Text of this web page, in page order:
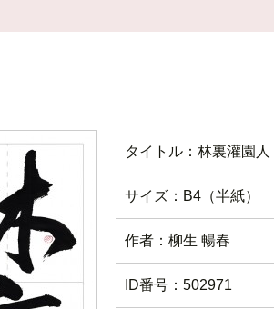
タイトル：林裏灌園人
サイズ：B4（半紙）
作者：柳生 暢春
ID番号：502971